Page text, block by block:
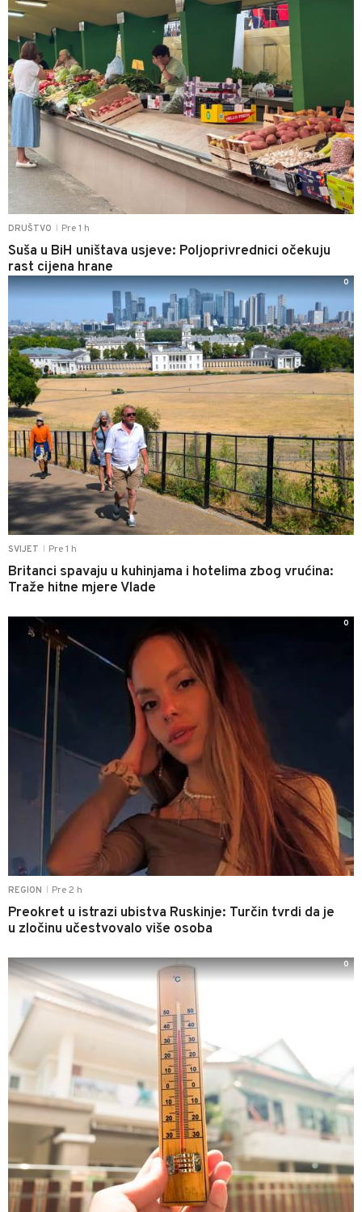
DRUŠTVO Pre 1 h
Suša u BiH uništava usjeve: Poljoprivrednici očekuju
rast cijena hrane
SVIJET Pre 1 h
Britanci spavaju u kuhinjama i hotelima zbog vrućina:
Traže hitne mjere Vlade
0
REGION Pre 2 h
Preokret u istrazi ubistva Ruskinje: Turčin tvrdi da je
u zločinu učestvovalo više osoba
0
0